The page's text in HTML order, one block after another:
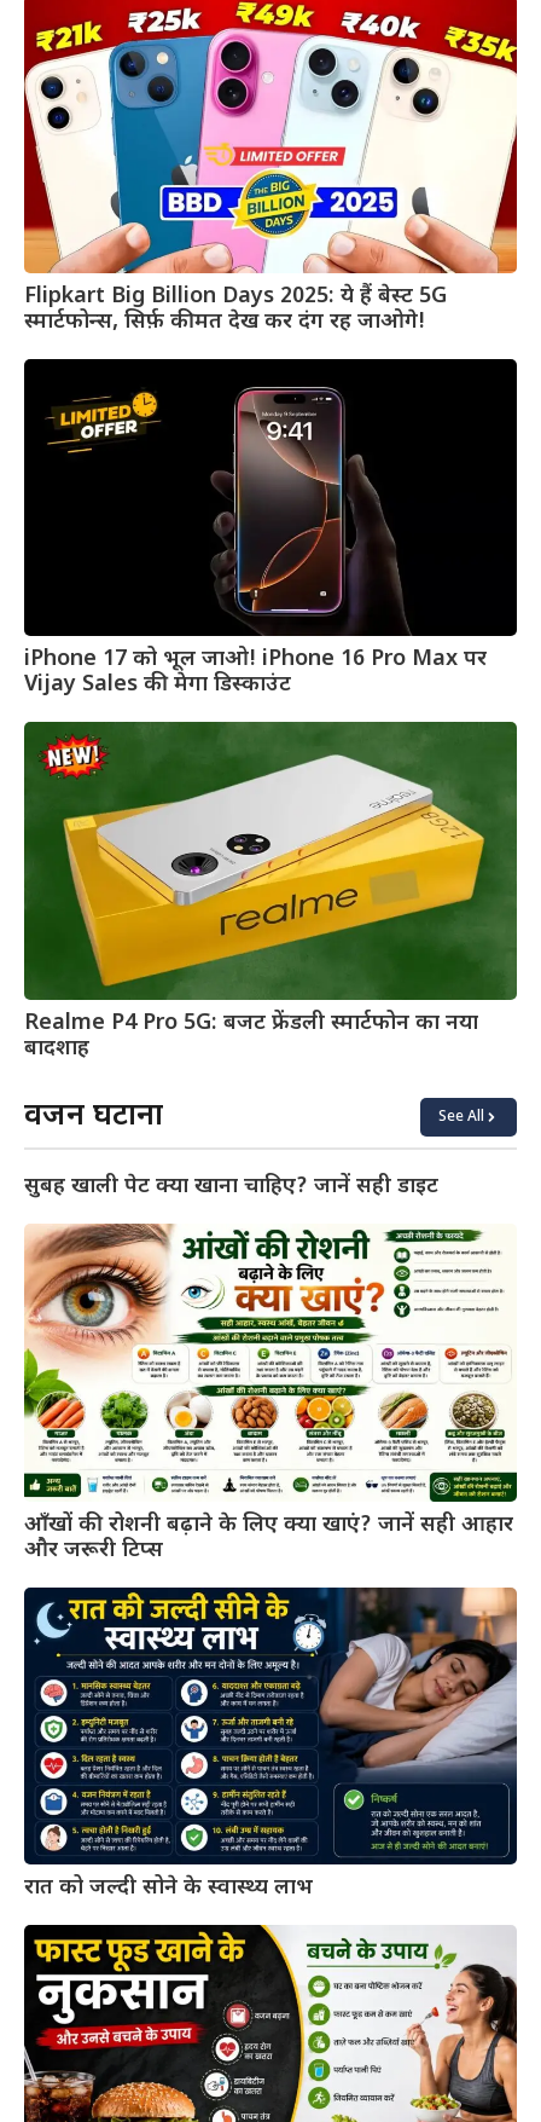
Flipkart Big Billion Days 2025: ये हैं बेस्ट 5G
स्मार्टफोन्स, सिर्फ़ कीमत देख कर दंग रह जाओगे!
iPhone 17 को भूल जाओ! iPhone 16 Pro Max पर
Vijay Sales की मेगा डिस्काउंट
Realme P4 Pro 5G: बजट फ्रेंडली स्मार्टफोन का नया
बादशाह
वजन घटाना See All
सुबह खाली पेट क्या खाना चाहिए? जानें सही डाइट
आँखों की रोशनी बढ़ाने के लिए क्या खाएं? जानें सही आहार
और जरूरी टिप्स
रात को जल्दी सोने के स्वास्थ्य लाभ